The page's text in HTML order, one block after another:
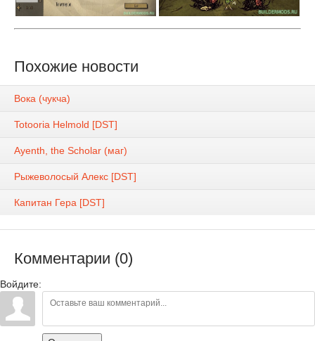
Похожие новости
Вока (чукча)
Totooria Helmold [DST]
Ayenth, the Scholar (маг)
Рыжеволосый Алекс [DST]
Капитан Гера [DST]
Комментарии (0)
Войдите: